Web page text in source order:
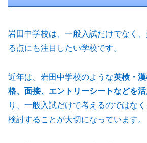
岩田中学校は、一般入試だけでなく
る点にも注目したい学校です。
近年は、岩田中学校のような英検・
格、面接、エントリーシートなどを
り、一般入試だけで考えるのではな
検討することが大切になっています。